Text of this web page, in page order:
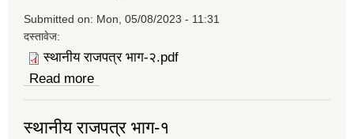
Submitted on: Mon, 05/08/2023 - 11:31
दस्तावेज:
स्थानीय राजपत्र भाग‍-२.pdf
Read more
स्थानीय राजपत्र भाग-१